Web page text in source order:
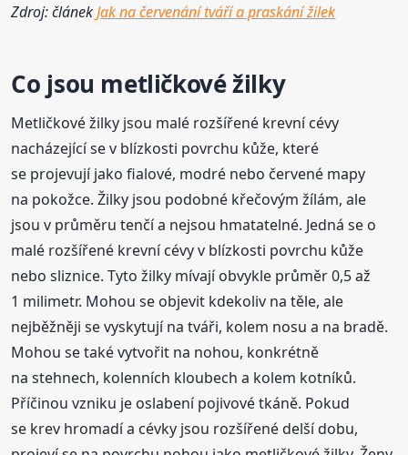
Zdroj: článekJak na červenání tváří a praskání žilek
Co jsou metličkové žilky
Metličkové žilky jsou malé rozšířené krevní cévy
nacházející se v blízkosti povrchu kůže, které
se projevují jako fialové, modré nebo červené mapy
na pokožce. Žilky jsou podobné křečovým žílám, ale
jsou v průměru tenčí a nejsou hmatatelné. Jedná se o
malé rozšířené krevní cévy v blízkosti povrchu kůže
nebo sliznice. Tyto žilky mívají obvykle průměr 0,5 až
1 milimetr. Mohou se objevit kdekoliv na těle, ale
nejběžněji se vyskytují na tváři, kolem nosu a na bradě.
Mohou se také vytvořit na nohou, konkrétně
na stehnech, kolenních kloubech a kolem kotníků.
Příčinou vzniku je oslabení pojivové tkáně. Pokud
se krev hromadí a cévky jsou rozšířené delší dobu,